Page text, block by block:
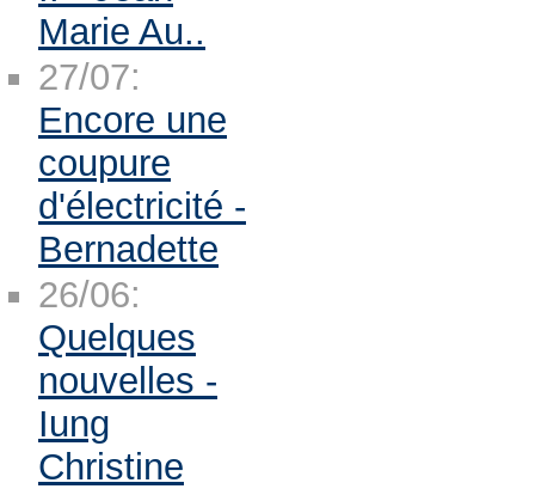
Marie Au..
27/07:
Encore une
coupure
d'électricité -
Bernadette
26/06:
Quelques
nouvelles -
Iung
Christine